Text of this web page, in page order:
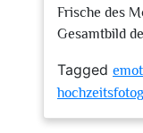
Frische des
Gesamtbild
Tagged